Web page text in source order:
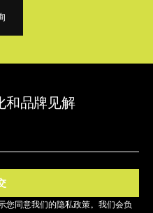
和品牌见解
您同意我们的隐私政策。我们会负